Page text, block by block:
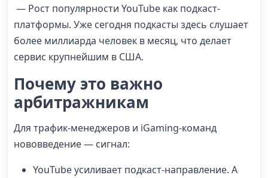
— Рост популярности YouTube как подкаст-
платформы. Уже сегодня подкасты здесь слушает
более миллиарда человек в месяц, что делает
сервис крупнейшим в США.
Почему это важно
арбитражникам
Для трафик-менеджеров и iGaming-команд
нововведение — сигнал:
YouTube усиливает подкаст-направление. А